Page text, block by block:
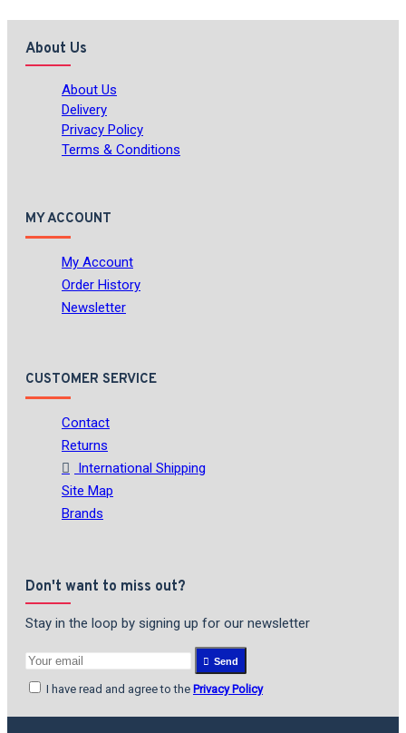
About Us
About Us
Delivery
Privacy Policy
Terms & Conditions
MY ACCOUNT
My Account
Order History
Newsletter
CUSTOMER SERVICE
Contact
Returns
International Shipping
Site Map
Brands
Don't want to miss out?
Stay in the loop by signing up for our newsletter
Send
I have read and agree to the Privacy Policy